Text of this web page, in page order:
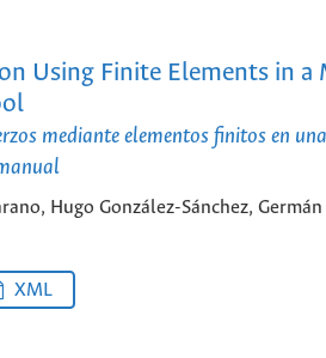
Using Finite Elements in a
mediante elementos finitos en
Hugo González-Sánchez, Germán
XML